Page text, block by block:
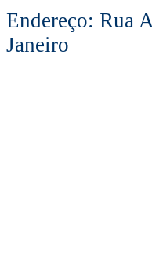
Endereço: Rua
Janeiro